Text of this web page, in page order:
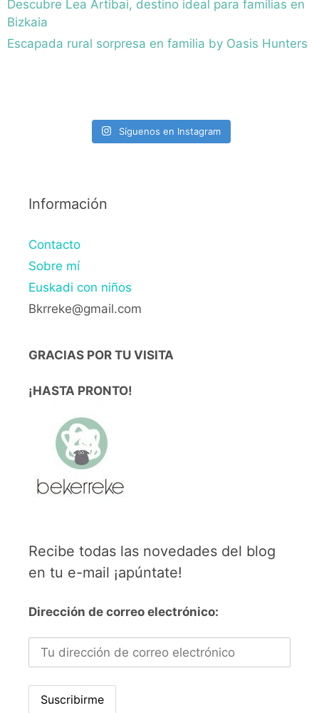
Descubre Lea Artibai, destino ideal para familias en
Bizkaia
Escapada rural sorpresa en familia by Oasis Hunters
Síguenos en Instagram
Información
Contacto
Sobre mí
Euskadi con niños
Bkrreke@gmail.com
GRACIAS POR TU VISITA
¡HASTA PRONTO!
Recibe todas las novedades del blog
en tu e-mail ¡apúntate!
Dirección de correo electrónico: